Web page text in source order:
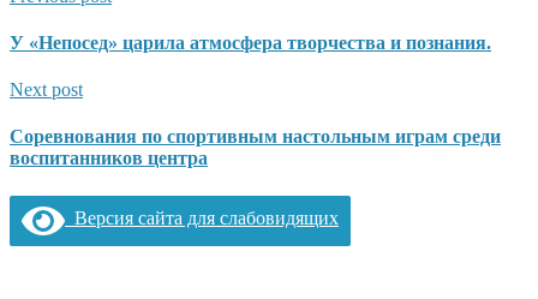
У «Непосед» царила атмосфера творчества и познания.
Next post
Соревнования по спортивным настольным играм среди
воспитанников центра
Версия сайта для слабовидящих